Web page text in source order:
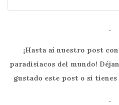
.
¡Hasta aí nuestro post
paradisíacos del mundo!
gustado este post o si
.